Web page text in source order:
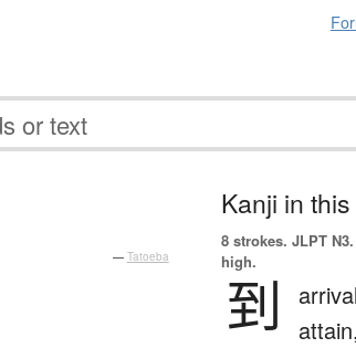
— Tatoeba
Kanji in
8 strokes. JLPT
high.
到
attain,